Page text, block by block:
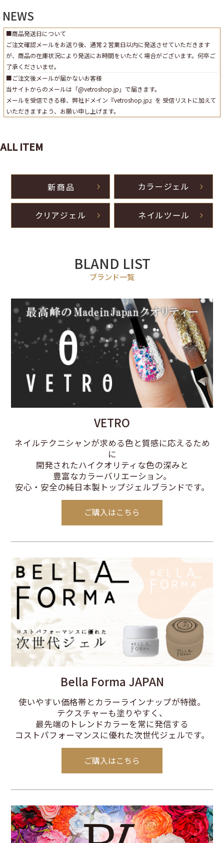
NEWS
■商品発送日について
ご注文確認メールをお送り後、通常２営業日以内に発送させていただきます
が、商品の在庫状況により発送にお時間をいただく場合がございます。何卒ご
了承くださいませ。
■ご注文後メールが届かないお客様
当サイトからのメールは「@vetroshop.jp」で届きます。
メールを受信できる様、弊社ドメイン『vetroshop.jp』を 受信リストに加えて
いただきますよう、お願い申し上げます。
ALL ITEM
BLAND LIST
VETRO
ネイルテクニシャンが求める色と質感に応えるため
に
開発されたハイクオリティな色の深みと
豊富なカラーバリエーション。
安心・安全の純日本製トップジェルブランドです。
ご購入はこちら
Bella Forma JAPAN
使いやすい価格帯とカラーラインナップが特徴。
テクスチャーも塗りやすく、
最先端のトレンドカラーを常に発信する
コストパフォーマンスに優れた次世代ジェルです。
ご購入はこちら